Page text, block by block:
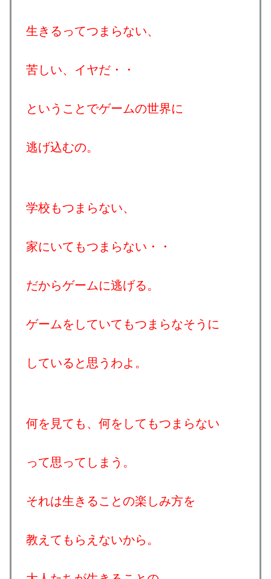
生きるってつまらない、
苦しい、イヤだ・・
ということでゲームの世界に
逃げ込むの。
学校もつまらない、
家にいてもつまらない・・
だからゲームに逃げる。
ゲームをしていてもつまらなそうに
していると思うわよ。
何を見ても、何をしてもつまらない
って思ってしまう。
それは生きることの楽しみ方を
教えてもらえないから。